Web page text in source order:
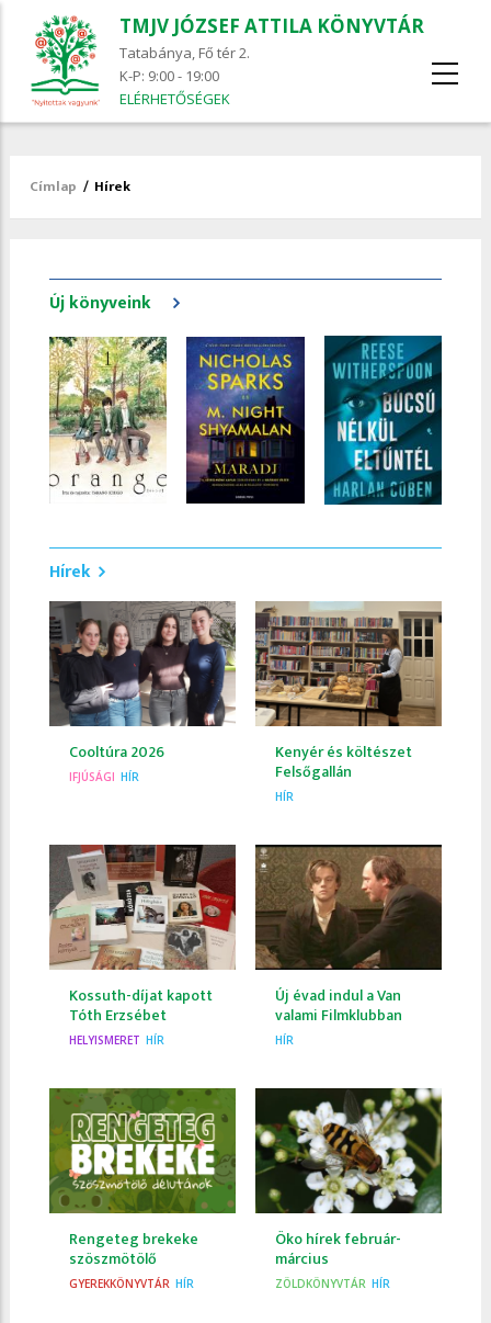
TMJV JÓZSEF ATTILA KÖNYVTÁR
Tatabánya, Fő tér 2.
K-P: 9:00 - 19:00
ELÉRHETŐSÉGEK
Morzsa
Címlap / Hírek
Új könyveink
Hírek
Cooltúra 2026
IFJÚSÁGI HÍR
Kenyér és költészet
Felsőgallán
HÍR
Kossuth-díjat kapott
Tóth Erzsébet
HELYISMERET HÍR
Új évad indul a Van
valami Filmklubban
HÍR
Rengeteg brekeke
szöszmötölő
GYEREKKÖNYVTÁR HÍR
Öko hírek február-
március
ZÖLDKÖNYVTÁR HÍR